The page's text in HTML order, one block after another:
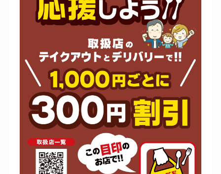
オレ
カルビ屋大福 柏の葉店
オレ
ンジ
24
サフランズカフェ
青1 かつ太郎本店 流山店
青2 ミナミンカゼ
とき寿し